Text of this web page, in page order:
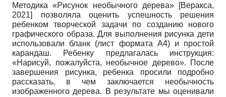
Методика «Рисунок необычного дерева» [Веракса,
2021]
позволяла оценить успешность решения
ребенком творческой задачи по созданию нового
графического образа. Для выполнения рисунка дети
использовали бланк (лист формата А4) и простой
карандаш. Ребенку предлагалась инструкция:
«Нарисуй, пожалуйста, необычное дерево». После
завершения рисунка, ребенка просили подробно
рассказать, в чем заключается необычность
изображенного дерева. В результате мы оценивали